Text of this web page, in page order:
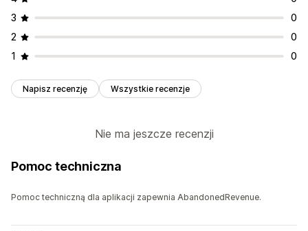
3
0
2
0
1
0
Napisz recenzję Wszystkie recenzje
Nie ma jeszcze recenzji
Pomoc techniczna
Pomoc techniczną dla aplikacji zapewnia AbandonedRevenue.